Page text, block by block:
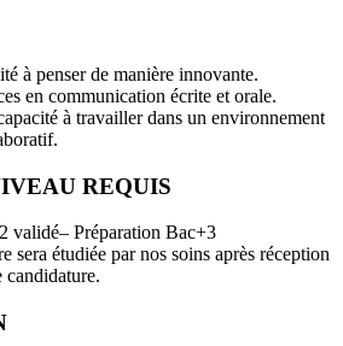
à penser de manière innovante.
en communication écrite et orale.
à travailler dans un environnement
REQUIS
validé– Préparation Bac+3
sera étudiée par nos soins après réception
candidature.